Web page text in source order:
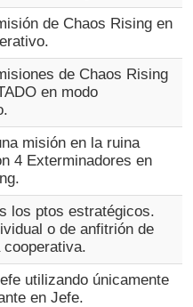
de Chaos Rising en
de Chaos Rising
en modo
misión en la ruina
4 Exterminadores en
los ptos estratégicos.
o de anfitrión de
cooperativa.
utilizando únicamente
en Jefe.